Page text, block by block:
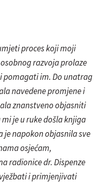
proces koji moji
razvoja prolaze
im. Do unatrag
navedene promjene i
znanstveno objasniti
je u ruke došla knjiga
je napokon objasnila sve
osjećam,
radionice dr. Dispenze
i primjenjivati